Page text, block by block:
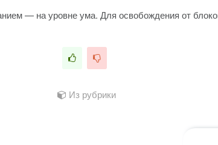
— на уровне ума. Для освобождения от
Из рубрики